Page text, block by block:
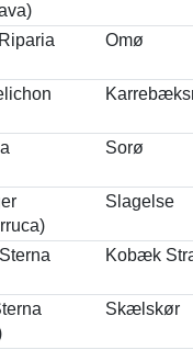
Omø
Sorø
Slagelse
Kobæk
Skælskør